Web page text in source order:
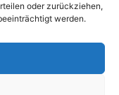
oder zurückziehen,
werden.